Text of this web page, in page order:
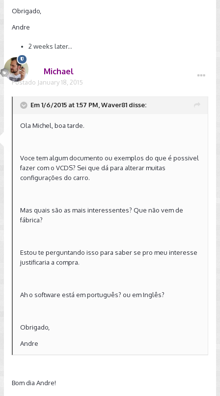
Obrigado,
Andre
2 weeks later...
Michael
Postado January 18, 2015
Em 1/6/2015 at 1:57 PM, Waver81 disse:
Ola Michel, boa tarde.
Voce tem algum documento ou exemplos do que é possivel
fazer com o VCDS? Sei que dá para alterar muitas
configurações do carro.
Mas quais são as mais interessentes? Que não vem de
fábrica?
Estou te perguntando isso para saber se pro meu interesse
justificaria a compra.
Ah o software está em português? ou em Inglês?
Obrigado,
Andre
Bom dia Andre!